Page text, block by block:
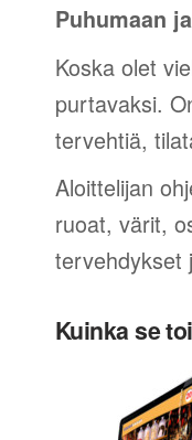
Puhumaan
Koska olet
purtavaksi.
tervehtiä,
Aloittelijan
ruoat, värit,
tervehdykset
Kuinka se